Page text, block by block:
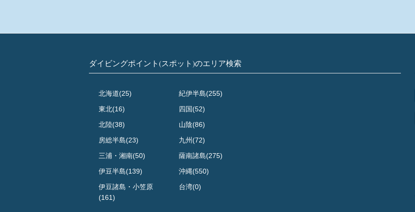
ダイビングポイント(スポット)のエリア検索
北海道(25)
東北(16)
北陸(38)
房総半島(23)
三浦・湘南(50)
伊豆半島(139)
伊豆諸島・小笠原
(161)
紀伊半島(255)
四国(52)
山陰(86)
九州(72)
薩南諸島(275)
沖縄(550)
台湾(0)